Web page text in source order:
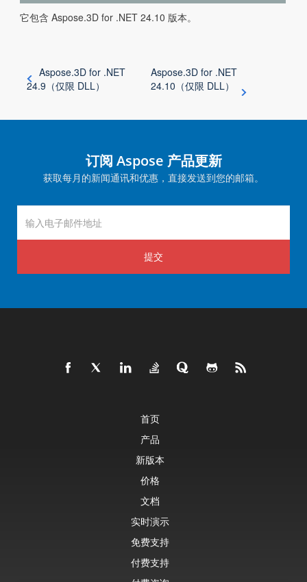
它包含 Aspose.3D for .NET 24.10 版本。
Aspose.3D for .NET
24.9（仅限 DLL）
Aspose.3D for .NET
24.10（仅限 DLL）
订阅 Aspose 产品更新
获取每月的新闻通讯和优惠，直接发送到您的邮箱。
提交
首页
产品
新版本
价格
文档
实时演示
免费支持
付费支持